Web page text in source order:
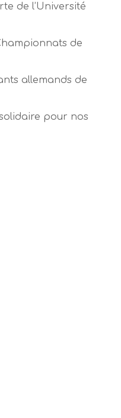
de l’Université
de
allemands de
pour nos